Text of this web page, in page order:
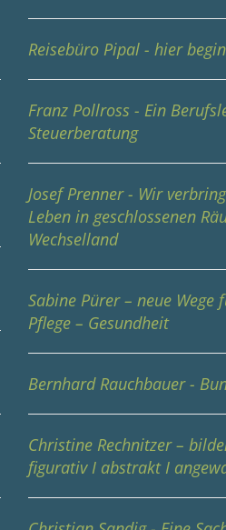
Reisebüro Pipal - hier
Franz Pollross - Ein
Steuerberatung
Josef Prenner - Wir
Leben in geschlossenen
Wechselland
Sabine Pürer – neue Wege
Pflege – Gesundheit
Bernhard Rauchbauer -
Christine Rechnitzer –
figurativ I abstrakt I